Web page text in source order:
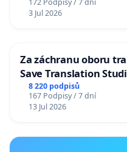
172 Podpisy / 7 dní
3 Jul 2026
Za záchranu oboru
Save Translation
Charles University
8 220 podpisů
167 Podpisy / 7 dní
13 Jul 2026